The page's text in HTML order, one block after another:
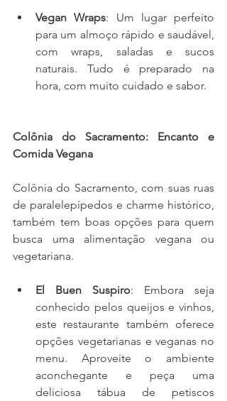
Vegan Wraps: Um lugar perfeito
para um almoço rápido e saudável,
com wraps, saladas e sucos
naturais. Tudo é preparado na
hora, com muito cuidado e sabor.
Colônia do Sacramento: Encanto e
Comida Vegana
Colônia do Sacramento, com suas ruas
de paralelepípedos e charme histórico,
também tem boas opções para quem
busca uma alimentação vegana ou
vegetariana.
El Buen Suspiro: Embora seja
conhecido pelos queijos e vinhos,
este restaurante também oferece
opções vegetarianas e veganas no
menu. Aproveite o ambiente
aconchegante e peça uma
deliciosa tábua de petiscos